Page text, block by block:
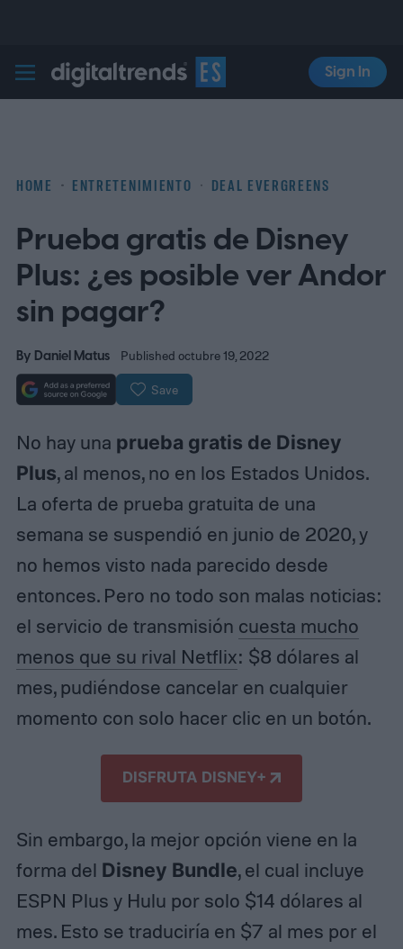
Digital Trends Español
Sign In
HOME ENTRETENIMIENTO DEAL EVERGREENS
Prueba gratis de Disney
Plus: ¿es posible ver Andor
sin pagar?
By Daniel Matus Published octubre 19, 2022
Save
No hay una prueba gratis de Disney
Plus, al menos, no en los Estados Unidos.
La oferta de prueba gratuita de una
semana se suspendió en junio de 2020, y
no hemos visto nada parecido desde
entonces. Pero no todo son malas noticias:
el servicio de transmisión cuesta mucho
menos que su rival Netflix: $8 dólares al
mes, pudiéndose cancelar en cualquier
momento con solo hacer clic en un botón.
DISFRUTA DISNEY+
Sin embargo, la mejor opción viene en la
forma del Disney Bundle, el cual incluye
ESPN Plus y Hulu por solo $14 dólares al
mes. Esto se traduciría en $7 al mes por el